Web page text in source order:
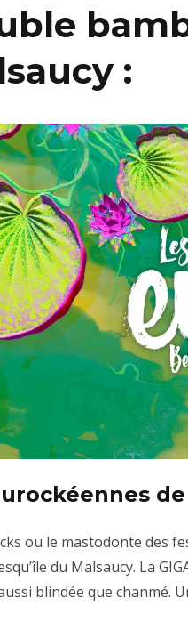
:
ou le mastodonte des
du Malsaucy. La
blindée que chanmé.